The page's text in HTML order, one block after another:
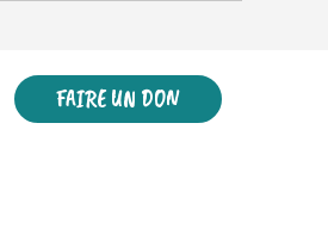
FAIRE UN DON